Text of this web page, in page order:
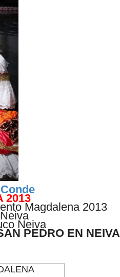
2013
Magdalena 2013
Neiva
PEDRO EN NEIVA